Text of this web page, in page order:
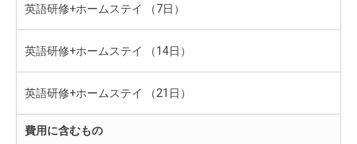
英語研修+ホームステイ （7日）
英語研修+ホームステイ （14日）
英語研修+ホームステイ （21日）
費用に含むもの